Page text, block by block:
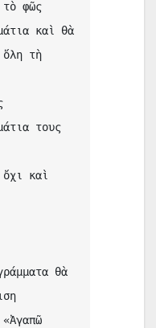
τὸ φῶς
καὶ θὰ
τὴ
τους
ὄχι καὶ
θὰ